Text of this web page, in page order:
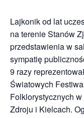
Lajkonik od lat
na terenie Stanów
przedstawienia w
sympatię
9 razy
Światowych
Folklorystycznych
Zdroju i Kielcach.